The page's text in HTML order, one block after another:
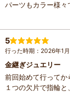
パーツもカラー様々
お子様からご高齢
た。
月一回、通い色々作
滞在時間：1～2時間
人数：2人
家族の内訳：お子様
子供の年齢：13歳以上
体験した高評価プラン
5
行った時期：2026年1月
金継ぎジュエリー
前回始めて行ってか
１つの欠片で指輪